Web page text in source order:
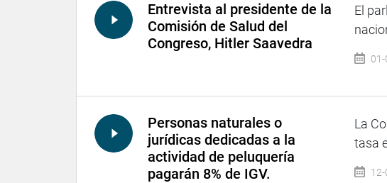
Entrevista al presidente de la
Comisión de Salud del
Congreso, Hitler Saavedra
El
Personas naturales o
jurídicas dedicadas a la
actividad de peluquería
pagarán 8% de IGV.
La
tasa